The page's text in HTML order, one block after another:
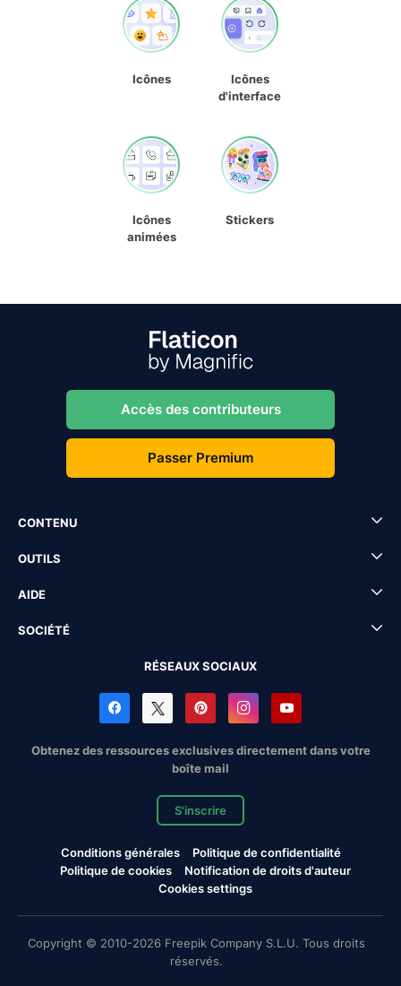
Icônes
Icônes
d'interface
Icônes
animées
Stickers
Accès des contributeurs
Passer Premium
CONTENU
OUTILS
AIDE
SOCIÉTÉ
RÉSEAUX SOCIAUX
Obtenez des ressources exclusives directement dans votre
boîte mail
S'inscrire
Conditions générales
Politique de confidentialité
Politique de cookies
Notification de droits d'auteur
Cookies settings
Copyright © 2010-2026 Freepik Company S.L.U. Tous droits
réservés.